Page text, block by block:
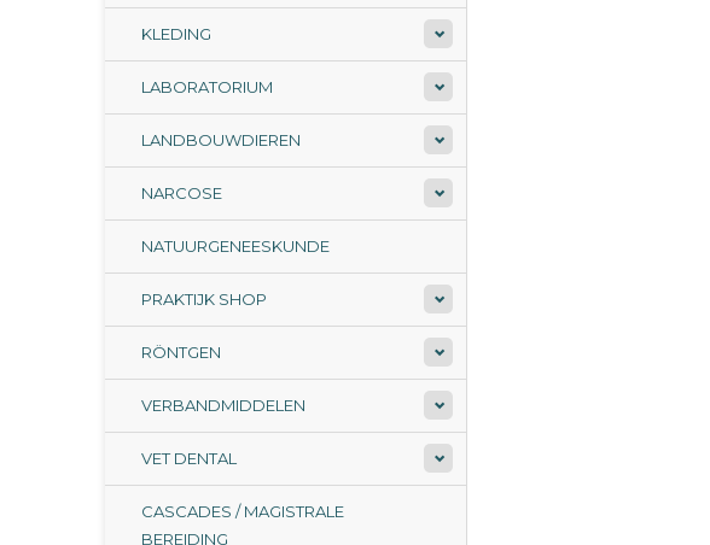
KLEDING
LABORATORIUM
LANDBOUWDIEREN
NARCOSE
NATUURGENEESKUNDE
PRAKTIJK SHOP
RÖNTGEN
VERBANDMIDDELEN
VET DENTAL
CASCADES / MAGISTRALE
BEREIDING